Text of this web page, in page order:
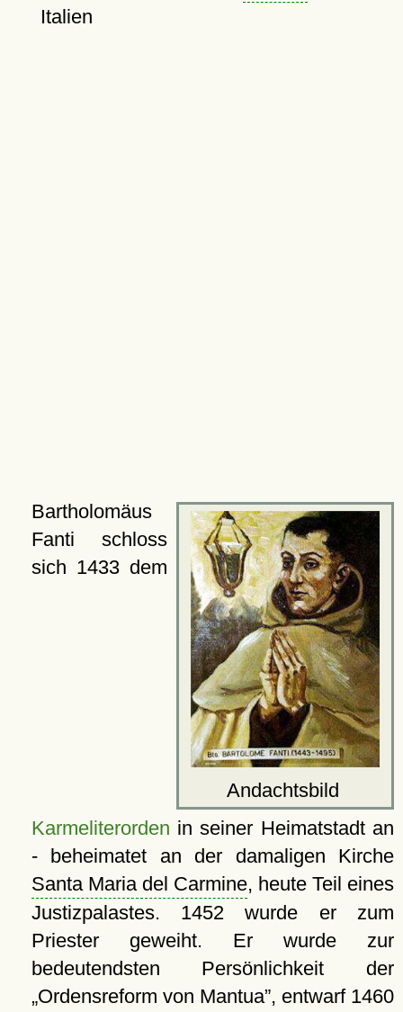
Italien
Andachtsbild
Bartholomäus
Fanti schloss
sich 1433 dem
Karmeliterorden in seiner Heimatstadt an
- beheimatet an der damaligen Kirche
Santa Maria del Carmine, heute Teil eines
Justizpalastes. 1452 wurde er zum
Priester geweiht. Er wurde zur
bedeutendsten Persönlichkeit der
Ordensreform von Mantua , entwarf 1460